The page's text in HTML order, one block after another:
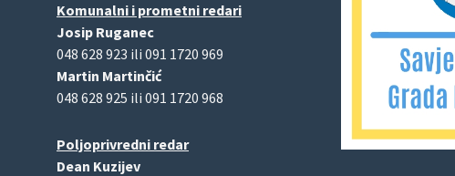
Komunalni i prometni redari
Josip Ruganec
048 628 923 ili 091 1720 969
Martin Martinčić
048 628 925 ili 091 1720 968
Poljoprivredni redar
Dean Kuzijev